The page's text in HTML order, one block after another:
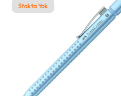
Stokta Yok